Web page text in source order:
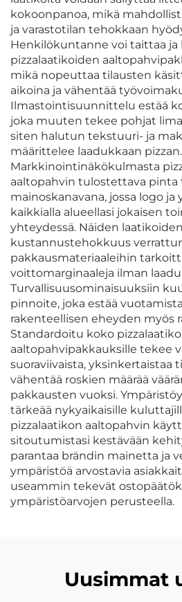
kokoonpanoa, mikä
ja varastotilan tehokkaan
Henkilökuntanne voi taittaa ja
pizzalaatikoiden
mikä nopeuttaa tilausten
aikoina ja vähentää
Ilmastointisuunnittelu estää
joka muuten tekee pohjat
siten halutun tekstuuri- ja
määrittelee laadukkaan pizzan.
Markkinointinäkökulmasta
aaltopahvin tulostettava pinta
mainoskanavana, jossa logo
kaikkialla alueellasi jokaisen
yhteydessä. Näiden laatikoiden
kustannustehokkuus
pakkausmateriaaleihin
voittomarginaaleja ilman
Turvallisuusominaisuuksiin
pinnoite, joka estää
rakenteellisen eheyden myös
Standardoitu koko
aaltopahvipakkauksille tekee
suoraviivaista, yksinkertaistaa
vähentää roskien määrää
pakkausten vuoksi.
tärkeää nykyaikaisille
pizzalaatikon aaltopahvin
sitoutumistasi kestävään
parantaa brändin mainetta ja
ympäristöä arvostavia
useammin tekevät
ympäristöarvojen perusteella.
Uusimmat